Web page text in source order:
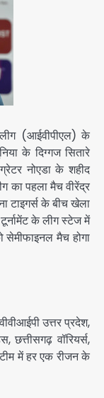
लीग (आईवीपीएल) के
के दिग्गज सितारे
नोएडा के शहीद
का पहला मैच वीरेंद्र
टाइगर्स के बीच खेला
के लीग स्टेज में
मैच होगा
उत्तर प्रदेश,
छत्तीसगढ़ वॉरियर्स,
में हर एक रीजन के